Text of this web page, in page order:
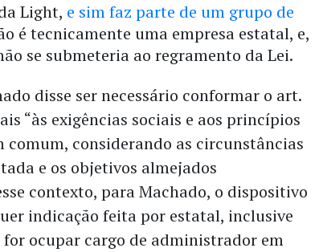
Light, e sim faz parte de um grupo de
é tecnicamente uma empresa estatal, e,
se submeteria ao regramento da Lei.
disse ser necessário conformar o art.
“às exigências sociais e aos princípios
comum, considerando as circunstâncias
e os objetivos almejados
contexto, para Machado, o dispositivo
indicação feita por estatal, inclusive
ocupar cargo de administrador em